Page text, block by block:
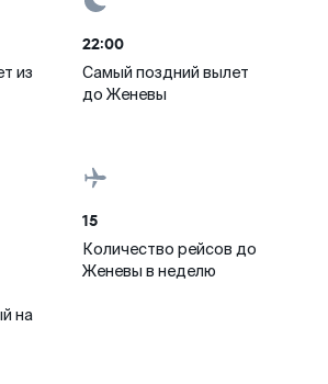
из
22:00
Самый поздний вылет
до Женевы
на
15
Количество рейсов до
Женевы в неделю